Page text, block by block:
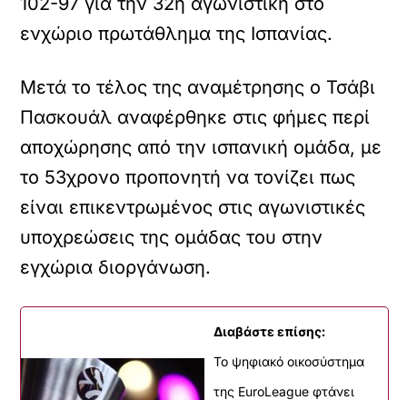
ενχώριο πρωτάθλημα της Ισπανίας.
Μετά το τέλος της αναμέτρησης ο Τσάβι
Πασκουάλ αναφέρθηκε στις φήμες περί
αποχώρησης από την ισπανική ομάδα, με
το 53χρονο προπονητή να τονίζει πως
είναι επικεντρωμένος στις αγωνιστικές
υποχρεώσεις της ομάδας του στην
εγχώρια διοργάνωση.
Διαβάστε επίσης:
Το ψηφιακό οικοσύστημα
της EuroLeague φτάνει